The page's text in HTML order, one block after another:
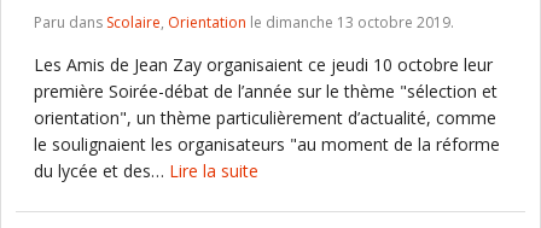
Paru dans Scolaire, Orientation le dimanche 13 octobre 2019.
Les Amis de Jean Zay organisaient ce jeudi 10 octobre leur
première Soirée-débat de l’année sur le thème "sélection et
orientation", un thème particulièrement d’actualité, comme
le soulignaient les organisateurs "au moment de la réforme
du lycée et des… Lire la suite